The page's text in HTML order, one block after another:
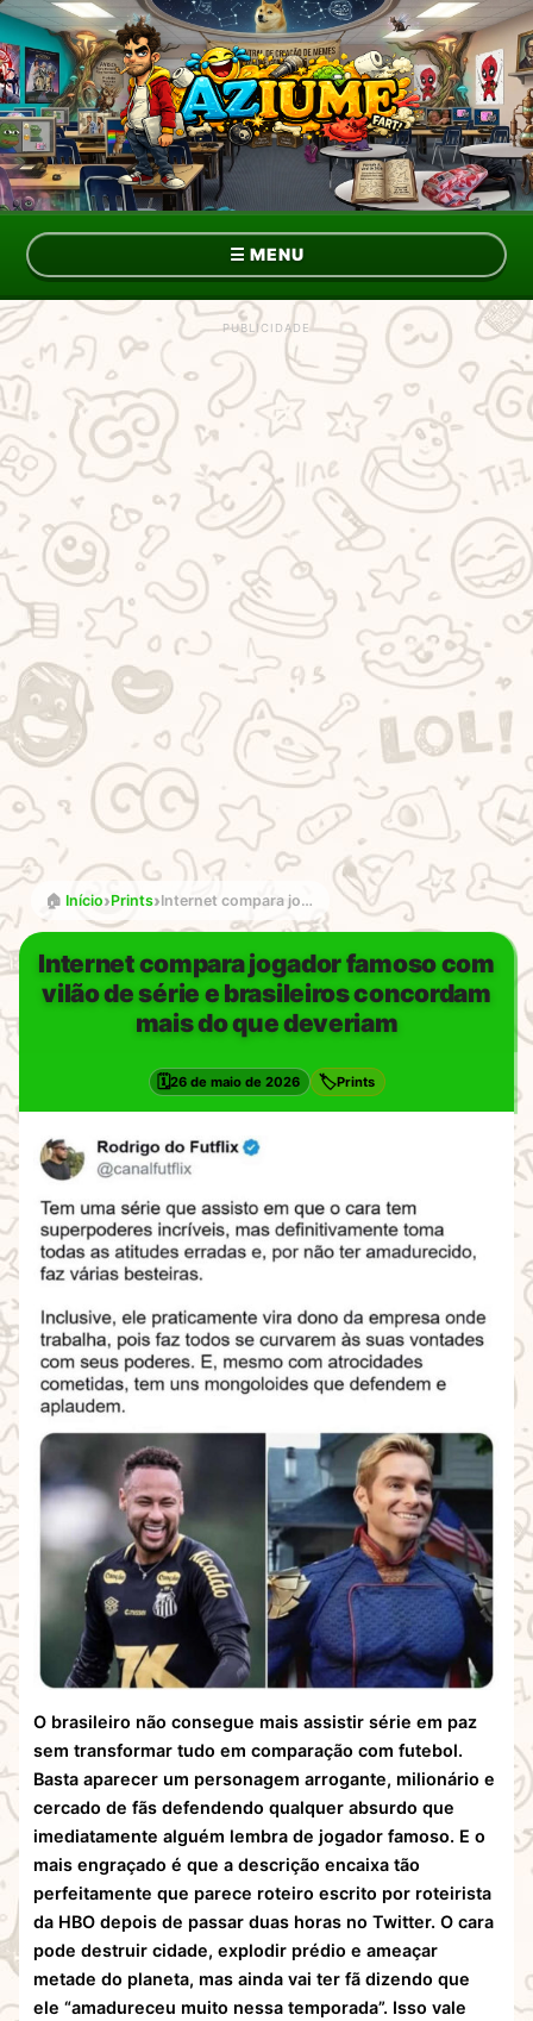
☰ MENU
Topo
🏠 Início›Prints› Internet compara jogador famoso com vilão de série e brasileiros concordam mais do que deveriam
Internet compara jogador famoso com
vilão de série e brasileiros concordam
mais do que deveriam
🗓️26 de maio de 2026 🏷️Prints
O brasileiro não consegue mais assistir série em paz
sem transformar tudo em comparação com futebol.
Basta aparecer um personagem arrogante, milionário e
cercado de fãs defendendo qualquer absurdo que
imediatamente alguém lembra de jogador famoso. E o
mais engraçado é que a descrição encaixa tão
perfeitamente que parece roteiro escrito por roteirista
da HBO depois de passar duas horas no Twitter. O cara
pode destruir cidade, explodir prédio e ameaçar
metade do planeta, mas ainda vai ter fã dizendo que
ele “amadureceu muito nessa temporada”. Isso vale